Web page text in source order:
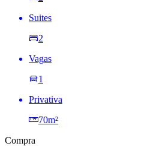
Suites
2
Vagas
1
Privativa
70m²
Compra